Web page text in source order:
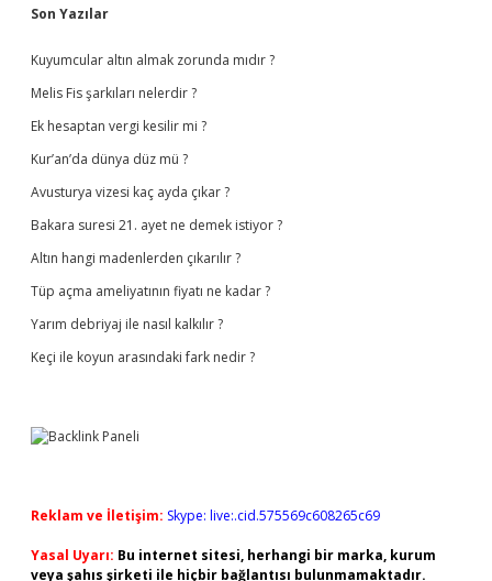
Sidebar
Son Yazılar
Kuyumcular altın almak zorunda mıdır ?
Melis Fis şarkıları nelerdir ?
Ek hesaptan vergi kesilir mi ?
Kur’an’da dünya düz mü ?
Avusturya vizesi kaç ayda çıkar ?
Bakara suresi 21. ayet ne demek istiyor ?
Altın hangi madenlerden çıkarılır ?
Tüp açma ameliyatının fiyatı ne kadar ?
Yarım debriyaj ile nasıl kalkılır ?
Keçi ile koyun arasındaki fark nedir ?
Reklam ve İletişim: Skype: live:.cid.575569c608265c69
Yasal Uyarı: Bu internet sitesi, herhangi bir marka, kurum
veya şahıs şirketi ile hiçbir bağlantısı bulunmamaktadır.